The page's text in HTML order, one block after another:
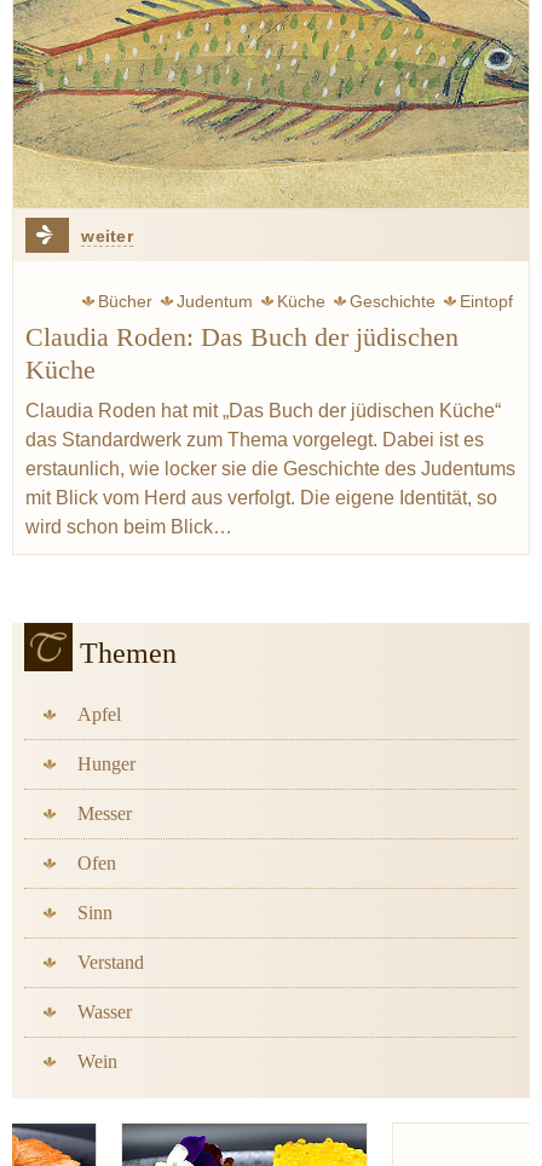
weiter
Bücher Judentum Küche Geschichte
Eintopf
Tscholent
Terroir Peter Peter Geschmack
Weisheit
Jüdische Küche
Claudia Roden: Das Buch der jüdischen
Küche
Claudia Roden hat mit „Das Buch der jüdischen Küche“
das Standardwerk zum Thema vorgelegt. Dabei ist es
erstaunlich, wie locker sie die Geschichte des Judentums
mit Blick vom Herd aus verfolgt. Die eigene Identität, so
wird schon beim Blick…
Themen
Apfel
Hunger
Messer
Ofen
Sinn
Verstand
Wasser
Wein